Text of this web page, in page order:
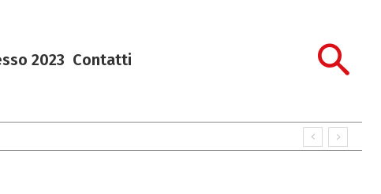
2023 Contatti